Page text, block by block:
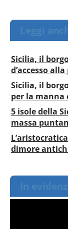
Leggi
Sicilia, il
d’accesso
Sicilia, il
per la manna
5 isole della
massa
dimore
In